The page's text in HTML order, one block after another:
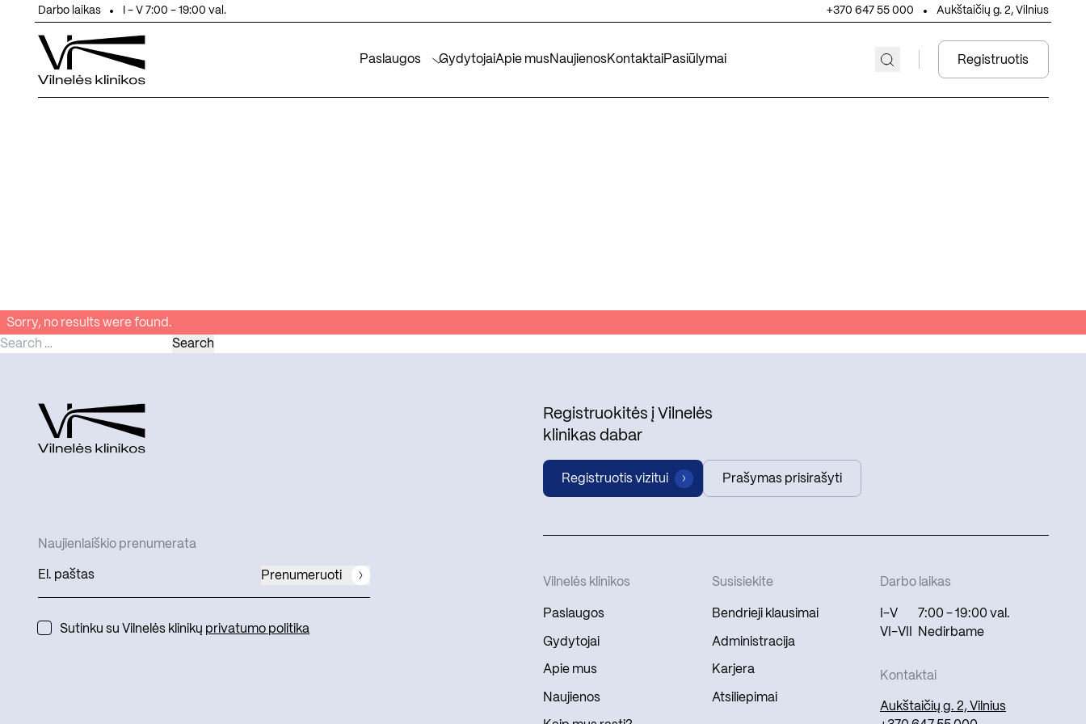
Eiti prie turinio
Darbo laikas I - V 7:00 - 19:00 val. +370 647 55 000 Aukštaičių g. 2, Vilnius
Paslaugos GydytojaiApie musNaujienosKontaktaiPasiūlymai Registruotis
Sorry, no results were found.
Search for:
Search
Registruokitės į Vilnelės
klinikas dabar
Registruotis vizitui Prašymas prisirašyti
Naujienlaiškio prenumerata
Prenumeruoti
Sutinku su Vilnelės klinikų privatumo politika
Vilnelės klinikos
Paslaugos
Gydytojai
Apie mus
Naujienos
Susisiekite
Bendrieji klausimai
Administracija
Karjera
Atsiliepimai
Darbo laikas
I-V
7:00 - 19:00 val.
VI-VII
Nedirbame
Kontaktai
Aukštaičių g. 2, Vilnius